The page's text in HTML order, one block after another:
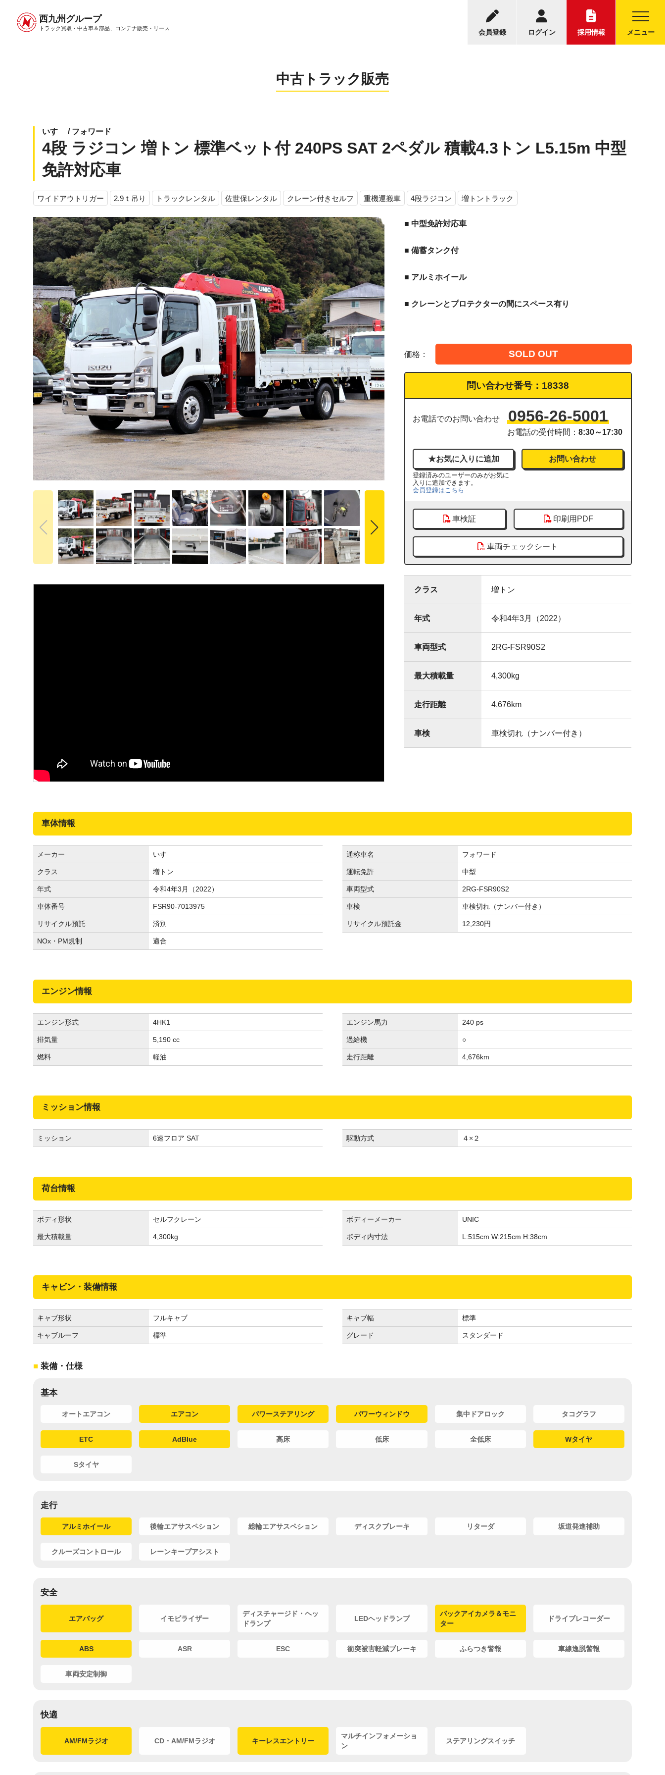
西九州グループ
トラック買取・中古車＆部品、 コンテナ販売・リース 会員登録 ログイン 採用情報 メニュー
中古トラック販売トップ
お電話の受付時間：8:30～17:30
中古トラックについてのお問い合わせ
中古トラック販売
いすゞ / フォワード
4段 ラジコン 増トン 標準ベット付 240PS SAT 2ペダル 積載4.3トン L5.15m 中型
免許対応車
ワイドアウトリガー 2.9ｔ吊り トラックレンタル 佐世保レンタル クレーン付きセルフ 重機運搬車 4段ラジコン 増トントラック
■ 中型免許対応車
■ 備蓄タンク付
■ アルミホイール
■ クレーンとプロテクターの間にスペース有り
価格： SOLD OUT
問い合わせ番号： 18338
お電話でのお問い合わせ 0956-26-5001
お電話の受付時間： 8:30～17:30
登録済みのユーザーのみがお気に
入りに追加できます。
会員登録はこちら
お問い合わせ
車検証 印刷用PDF
車両チェックシート
クラス 増トン
年式 令和4年3月（2022）
車両型式 2RG-FSR90S2
最大積載量 4,300kg
走行距離 4,676km
車検 車検切れ（ナンバー付き）
車体情報
メーカー いすゞ 通称車名 フォワード
クラス 増トン 運転免許 中型
年式 令和4年3月（2022） 車両型式 2RG-FSR90S2
車体番号 FSR90-7013975 車検 車検切れ（ナンバー付き）
リサイクル預託 済別 リサイクル預託金 12,230円
NOx・PM規制 適合
エンジン情報
エンジン形式 4HK1 エンジン馬力 240 ps
排気量 5,190 cc 過給機 ○
燃料 軽油 走行距離 4,676km
ミッション情報
ミッション 6速フロア SAT 駆動方式 ４×２
荷台情報
ボディ形状 セルフクレーン ボディーメーカー UNIC
最大積載量 4,300kg ボディ内寸法 L:515cm W:215cm H:38cm
キャビン・装備情報
キャブ形状 フルキャブ キャブ幅 標準
キャブルーフ 標準 グレード スタンダード
装備・仕様
基本
オートエアコン エアコン パワーステアリング パワーウィンドウ 集中ドアロック タコグラフ
ETC AdBlue 高床 低床 全低床 Wタイヤ
Sタイヤ
走行
アルミホイール 後輪エアサスペション 総輪エアサスペション ディスクブレーキ リターダ 坂道発進補助
クルーズコントロール レーンキープアシスト
安全
エアバッグ イモビライザー
ディスチャージド・ヘッ
ドランプ
LEDヘッドランプ
バックアイカメラ＆モニ
ター
ドライブレコーダー
ABS ASR ESC 衝突被害軽減ブレーキ ふらつき警報 車線逸脱警報
車両安定制御
快適
AM/FMラジオ CD・AM/FMラジオ キーレスエントリー
マルチインフォメーショ
ン
ステアリングスイッチ